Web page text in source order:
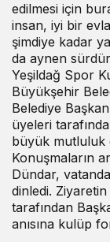
edilmesi için
insan, iyi bir
şimdiye kadar
da aynen
Yeşildağ Spor
Büyükşehir
Belediye
üyeleri
büyük mutluluk
Konuşmaların
Dündar,
dinledi.
tarafından
anısına kulüp